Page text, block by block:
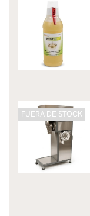
FUERA DE STOCK